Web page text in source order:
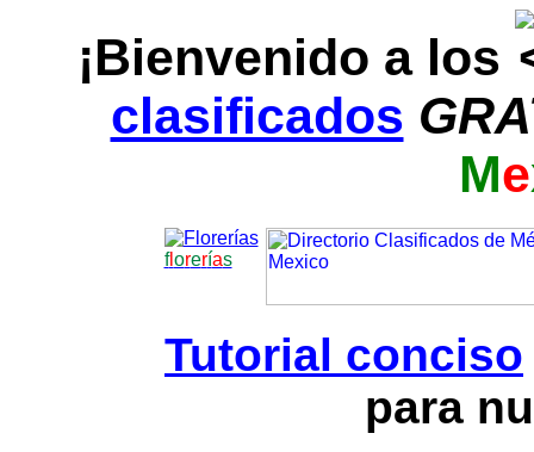
¡Bienvenido a los
clasificados
Me
florerías
Tutorial conciso
para